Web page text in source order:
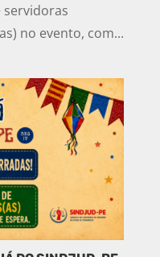
servidoras
no evento, com...